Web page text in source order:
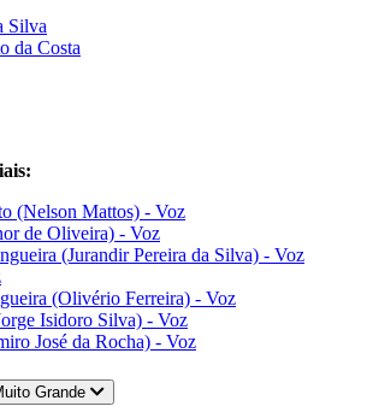
Silva
da Costa
(Nelson Mattos) - Voz
de Oliveira) - Voz
(Jurandir Pereira da Silva) - Voz
(Olivério Ferreira) - Voz
Isidoro Silva) - Voz
José da Rocha) - Voz
Grande